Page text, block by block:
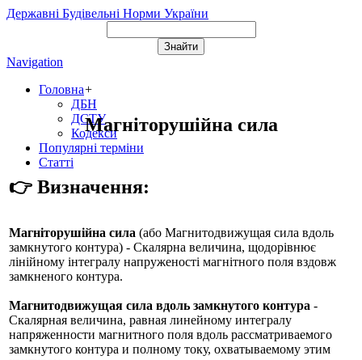
Державні Будівельні Норми України
Navigation
Головна+
ДБН
ДСТУ
Кодекси
Популярні терміни
Статті
Магніторушійна сила
👉 Визначення:
Магніторушійна сила (або Магнитодвижущая сила вдоль
замкнутого контура) - Скалярна величина, щодорівнює
лінійному інтегралу напруженості магнітного поля вздовж
замкненого контура.
Магнитодвижущая сила вдоль замкнутого контура -
Скалярная величина, равная линейному интегралу
напряженности магнитного поля вдоль рассматриваемого
замкнутого контура и полному току, охватываемому этим